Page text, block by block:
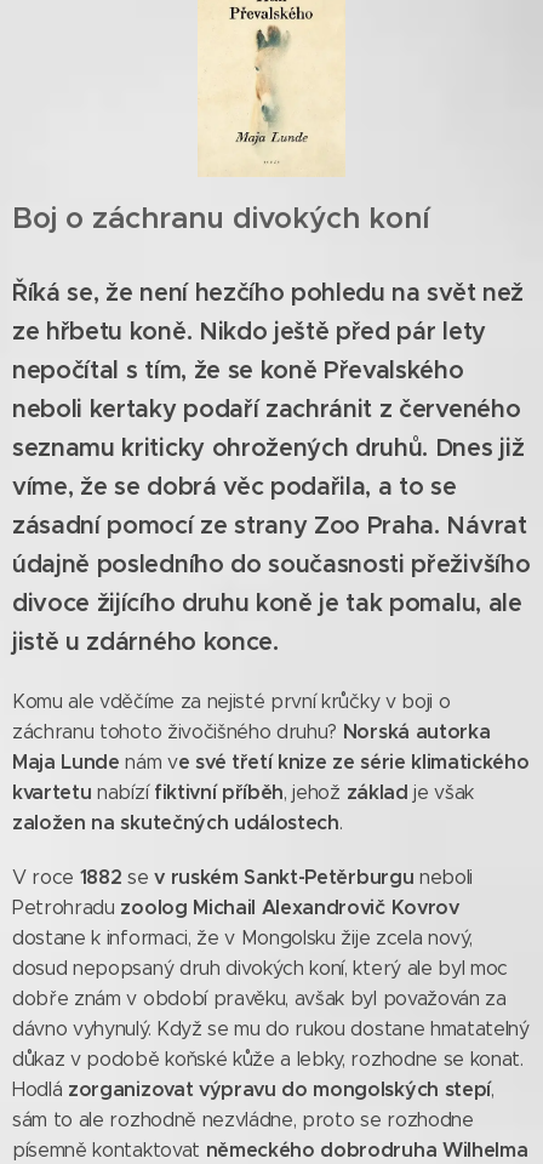
Boj o záchranu divokých koní
Říká se, že není hezčího pohledu na svět než
ze hřbetu koně. Nikdo ještě před pár lety
nepočítal s tím, že se koně Převalského
neboli kertaky podaří zachránit z červeného
seznamu kriticky ohrožených druhů. Dnes již
víme, že se dobrá věc podařila, a to se
zásadní pomocí ze strany Zoo Praha. Návrat
údajně posledního do současnosti přeživšího
divoce žijícího druhu koně je tak pomalu, ale
jistě u zdárného konce.
Komu ale vděčíme za nejisté první krůčky v boji o
záchranu tohoto živočišného druhu? Norská autorka
Maja Lunde nám ve své třetí knize ze série klimatického
kvartetunabízí fiktivní příběh, jehož základ je však
založen na skutečných událostech.
V roce 1882 sev ruském Sankt-Petěrburgu neboli
Petrohradu zoolog Michail Alexandrovič Kovrov
dostane k informaci, že v Mongolsku žije zcela nový,
dosud nepopsaný druh divokých koní, který ale byl moc
dobře znám v období pravěku, avšak byl považován za
dávno vyhynulý. Když se mu do rukou dostane hmatatelný
důkaz v podobě koňské kůže a lebky, rozhodne se konat.
Hodlá zorganizovat výpravu do mongolských stepí,
sám to ale rozhodně nezvládne, proto se rozhodne
písemně kontaktovat německého dobrodruha Wilhelma